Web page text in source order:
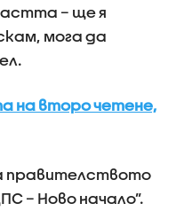
– ще я
мога да
на второ четене,
правителството
– Ново начало”.